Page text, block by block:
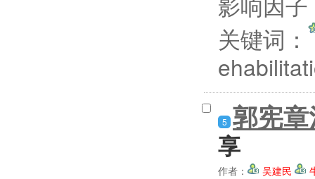
关键词：
5 郭宪
享
作者： 吴建民